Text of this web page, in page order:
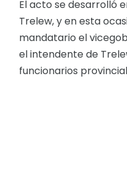
El acto se desarrolló
Trelew, y en esta
mandatario el
el intendente de
funcionarios